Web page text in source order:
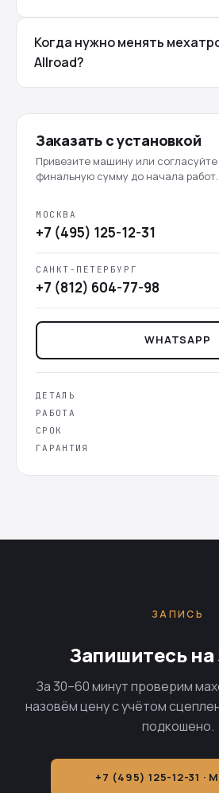
Когда нужно менять
Allroad?
Заказать с установкой
Привезите машину или
финальную сумму до начала работ.
МОСКВА
+7 (495) 125-12-31
САНКТ-ПЕТЕРБУРГ
+7 (812) 604-77-98
WHATSAPP
ДЕТАЛЬ
РАБОТА
СРОК
ГАРАНТИЯ
ЗАПИСЬ
Запишитесь на
За 30–60 минут проверим
назовём цену с учётом
подкошено.
+7 (495) 125-12-31 ·